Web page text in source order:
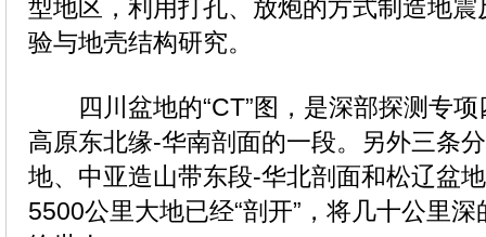
型地区，利用打孔、放炮的方式制造地
验与地壳结构研究。
四川盆地的“CT”图，是深部探测专项
高原东北缘-华南剖面的一段。另外三条
地、中亚造山带东段-华北剖面和松辽盆
5500公里大地已经“剖开”，将几十公里